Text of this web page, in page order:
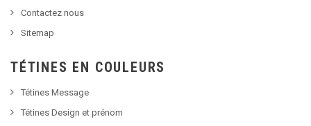
Contactez nous
Sitemap
TÉTINES EN COULEURS
Tétines Message
Tétines Design et prénom